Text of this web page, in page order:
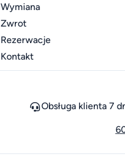
Wymiana
Zwrot
Rezerwacje
Kontakt
Obsługa klienta 7